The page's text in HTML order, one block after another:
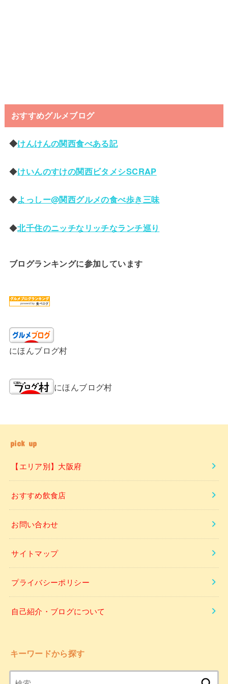
おすすめグルメブログ
◆けんけんの関西食べある記
◆けいんのすけの関西ビタメシSCRAP
◆よっしー@関西グルメの食べ歩き三味
◆北千住のニッチなリッチなランチ巡り
ブログランキングに参加しています
にほんブログ村
にほんブログ村
pick up
【エリア別】大阪府
おすすめ飲食店
お問い合わせ
サイトマップ
プライバシーポリシー
自己紹介・ブログについて
キーワードから探す